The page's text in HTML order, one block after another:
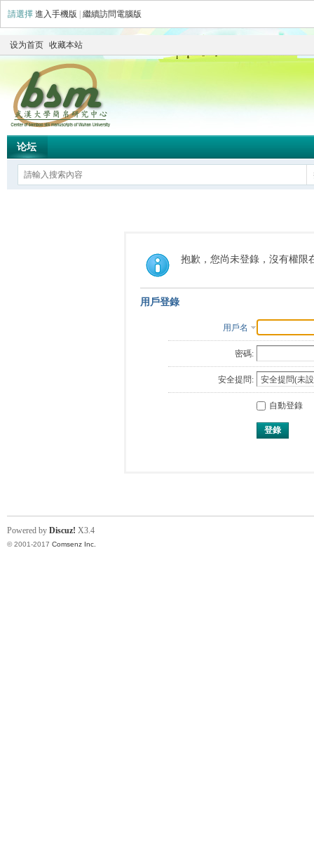
請選擇 進入手機版 繼續訪問電腦版
设为首页 收藏本站
论坛
抱歉，您尚未登錄，沒有權限
用戶登錄
用戶名
密碼:
安全提問:
自動登錄
登錄
Powered by Discuz! X3.4
© 2001-2017 Comsenz Inc.